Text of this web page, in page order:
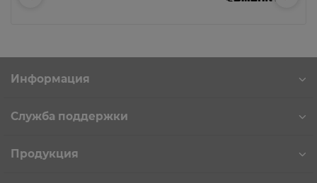
Информация
Служба поддержки
Продукция